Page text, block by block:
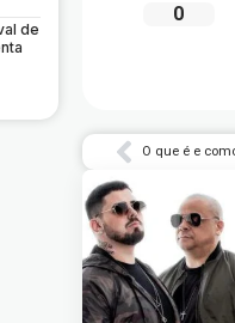
de
0
O que é e